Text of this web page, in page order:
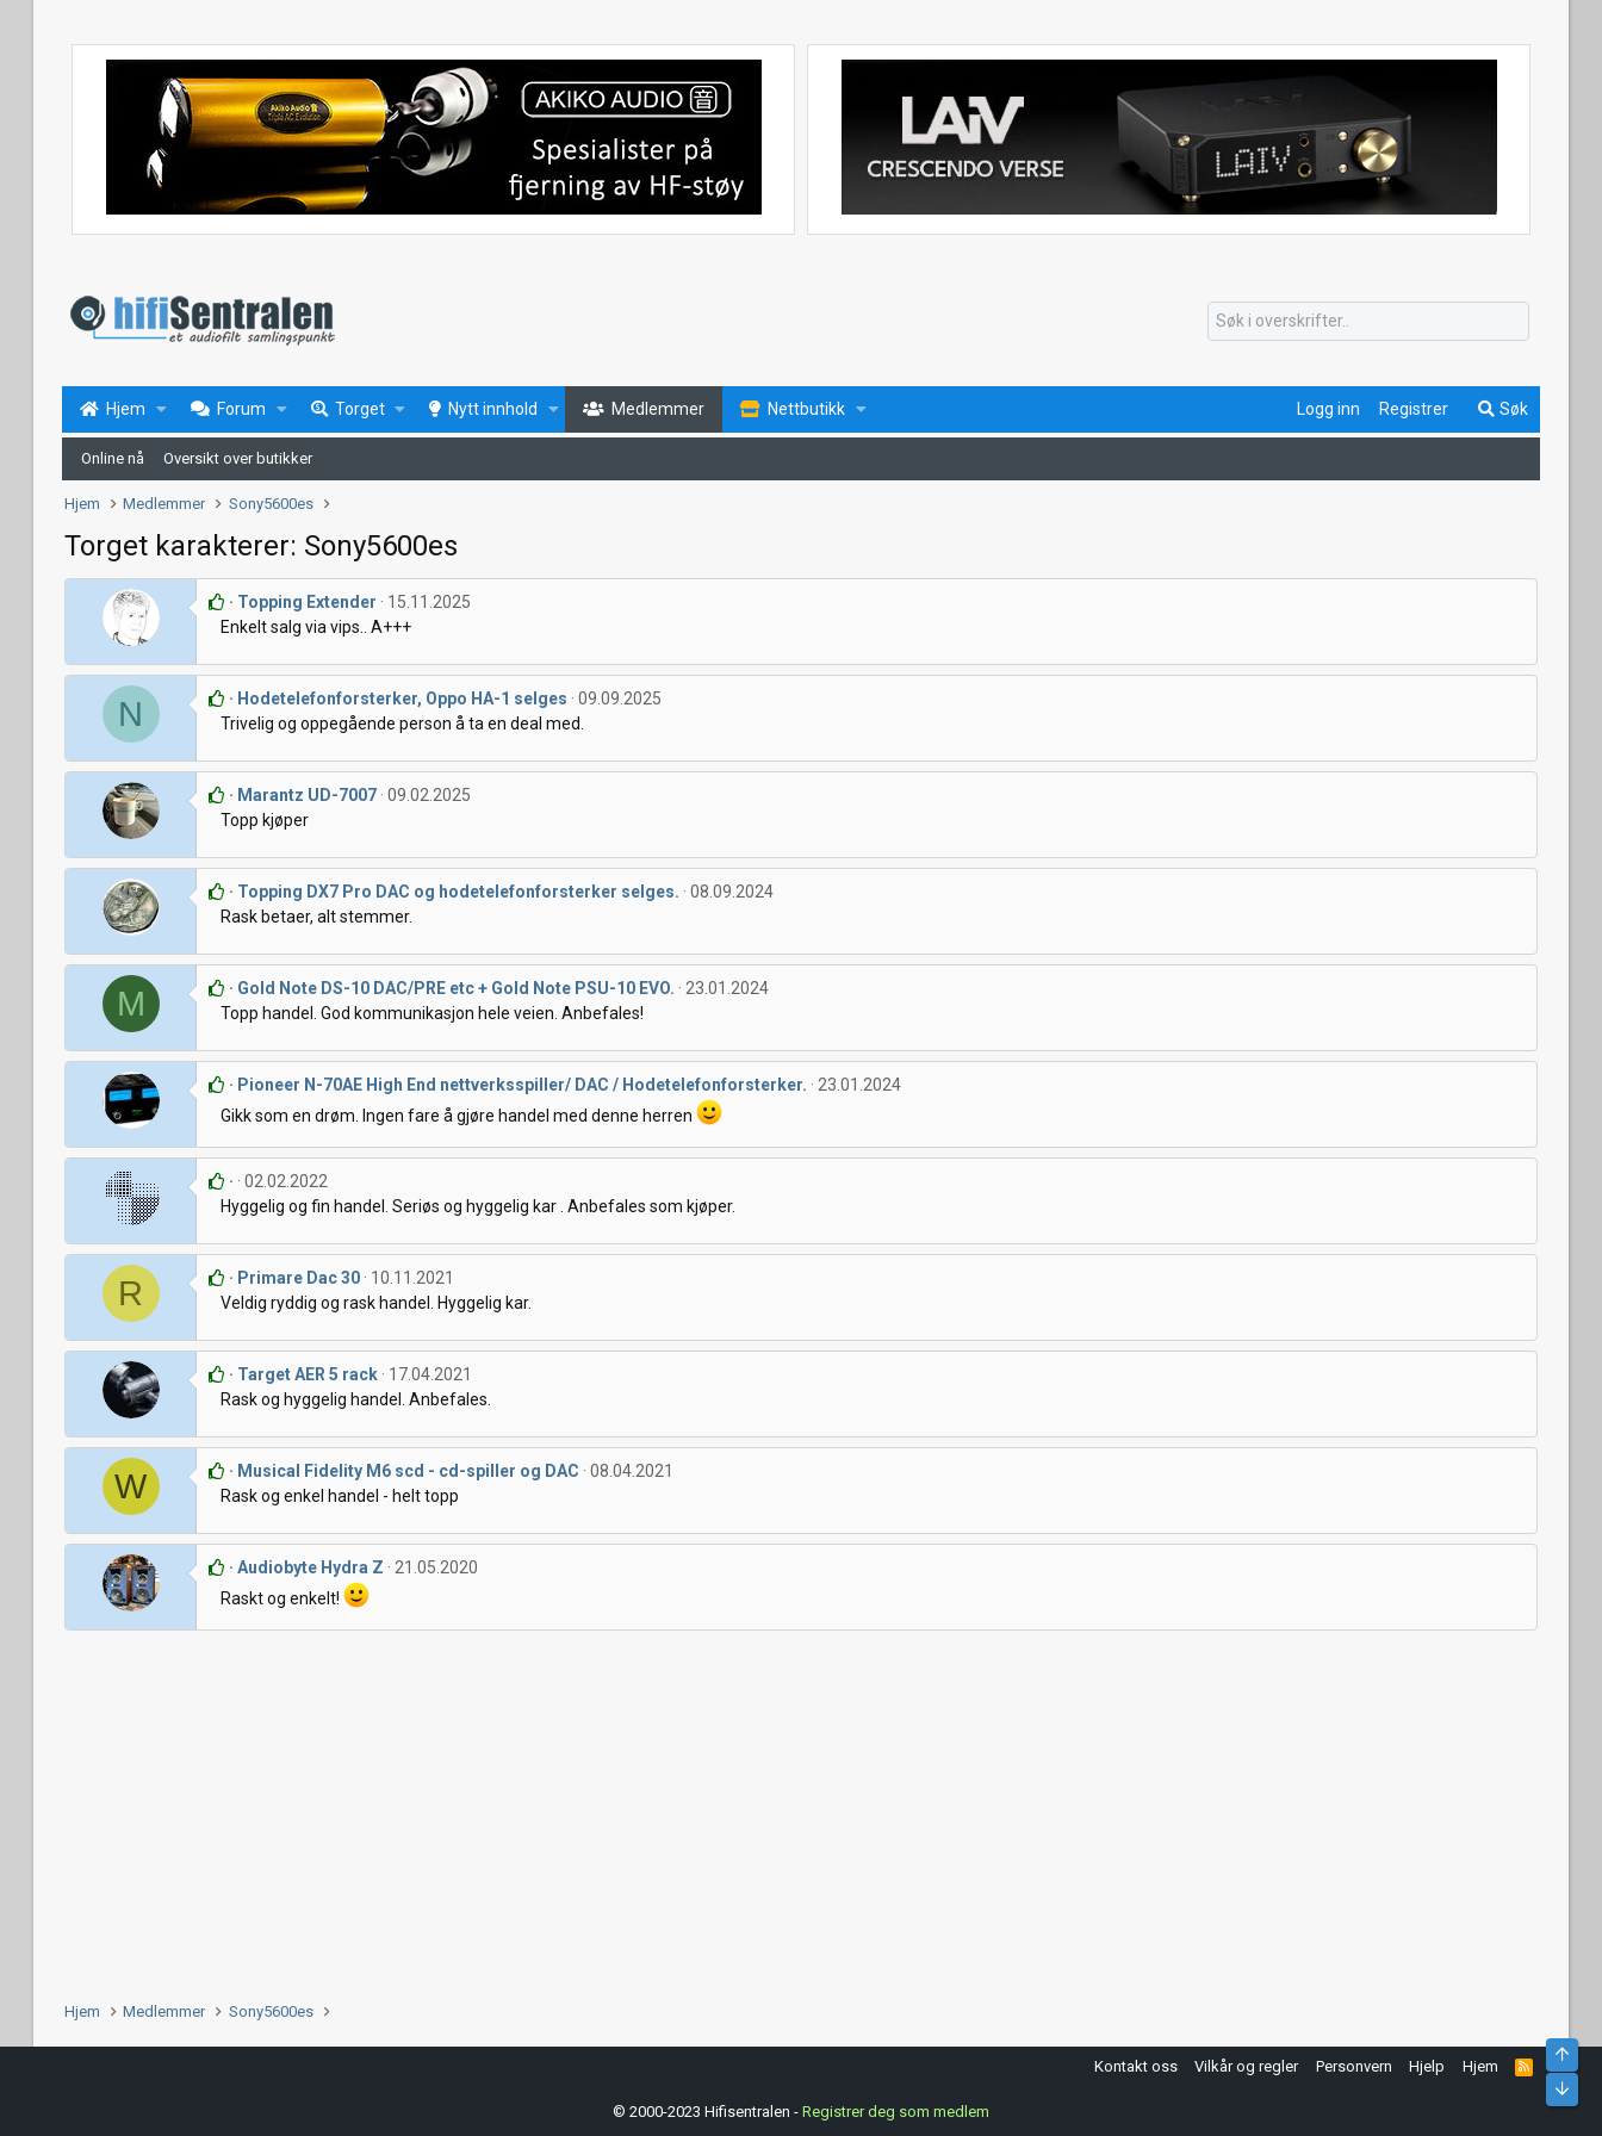
Hjem Forum Torget Nytt innhold Medlemmer Nettbutikk Logg inn Registrer Søk
Online nå Oversikt over butikker
Hjem Medlemmer Sony5600es
Torget karakterer: Sony5600es
Topping Extender
15.11.2025
Enkelt salg via vips.. A+++
N Hodetelefonforsterker, Oppo HA-1 selges
09.09.2025
Trivelig og oppegående person å ta en deal med.
Marantz UD-7007 09.02.2025
Topp kjøper
Topping DX7 Pro DAC og hodetelefonforsterker selges.
08.09.2024
Rask betaer, alt stemmer.
M Gold Note DS-10 DAC/PRE etc + Gold Note PSU-10 EVO.
23.01.2024
Topp handel. God kommunikasjon hele veien. Anbefales!
Pioneer N-70AE High End nettverksspiller/ DAC / Hodetelefonforsterker.
23.01.2024
Gikk som en drøm. Ingen fare å gjøre handel med denne herren
02.02.2022
Hyggelig og fin handel. Seriøs og hyggelig kar . Anbefales som kjøper.
R Primare Dac 30
10.11.2021
Veldig ryddig og rask handel. Hyggelig kar.
Target AER 5 rack
17.04.2021
Rask og hyggelig handel. Anbefales.
W Musical Fidelity M6 scd - cd-spiller og DAC
08.04.2021
Rask og enkel handel - helt topp
Audiobyte Hydra Z
21.05.2020
Raskt og enkelt!
Hjem Medlemmer Sony5600es
Kontakt oss Vilkår og regler Personvern Hjelp Hjem
R
S
© 2000-2023 Hifisentralen - Registrer deg som medlem
Topp
Bunn